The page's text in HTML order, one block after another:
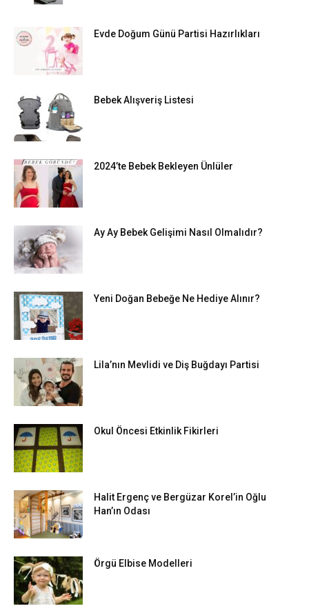
Evde Doğum Günü Partisi Hazırlıkları
Bebek Alışveriş Listesi
2024’te Bebek Bekleyen Ünlüler
Ay Ay Bebek Gelişimi Nasıl Olmalıdır?
Yeni Doğan Bebeğe Ne Hediye Alınır?
Lila’nın Mevlidi ve Diş Buğdayı Partisi
Okul Öncesi Etkinlik Fikirleri
Halit Ergenç ve Bergüzar Korel’in Oğlu
Han’ın Odası
Örgü Elbise Modelleri